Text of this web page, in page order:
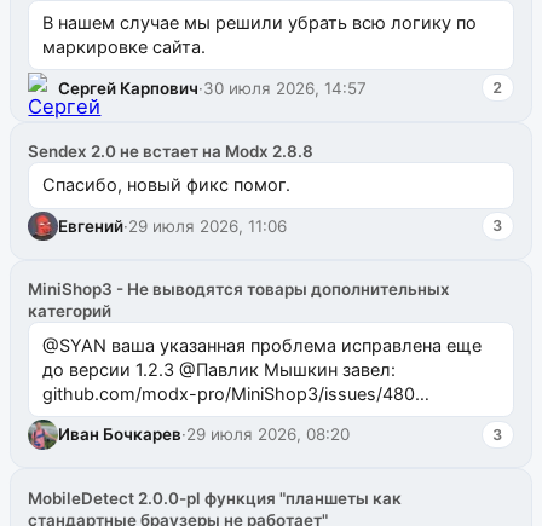
В нашем случае мы решили убрать всю логику по
маркировке сайта.
Сергей Карпович·30 июля 2026, 14:57 2
Sendex 2.0 не встает на Modx 2.8.8
Спасибо, новый фикс помог.
Евгений·29 июля 2026, 11:06 3
MiniShop3 - Не выводятся товары дополнительных
категорий
@SYAN ваша указанная проблема исправлена еще
до версии 1.2.3 @Павлик Мышкин завел:
github.com/modx-pro/MiniShop3/issues/480
github.com/modx-pro/MiniShop3/issues/481Исправим
в б...
Иван Бочкарев·29 июля 2026, 08:20 3
MobileDetect 2.0.0-pl функция "планшеты как
стандартные браузеры не работает"